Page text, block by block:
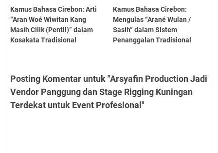
Kamus Bahasa Cirebon: Arti
“Aran Woé Wiwitan Kang
Masih Cilik (Pentil)” dalam
Kosakata Tradisional
Kamus Bahasa Cirebon:
Mengulas “Arané Wulan /
Sasih” dalam Sistem
Penanggalan Tradisional
Posting Komentar untuk "Arsyafin Production Jadi
Vendor Panggung dan Stage Rigging Kuningan
Terdekat untuk Event Profesional"